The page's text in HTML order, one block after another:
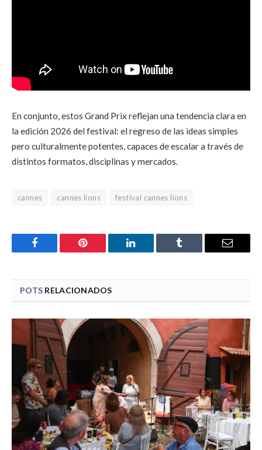
En conjunto, estos Grand Prix reflejan una tendencia clara en
la edición 2026 del festival: el regreso de las ideas simples
pero culturalmente potentes, capaces de escalar a través de
distintos formatos, disciplinas y mercados.
cannes cannes lions festival cannes lions
Facebook Pinterest LinkedIn Tumblr Email
POTS RELACIONADOS